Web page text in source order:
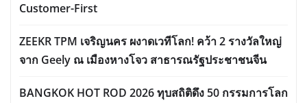
Customer-First
ZEEKR TPM เจริญนคร ผงาดเวทีโลก! คว้า 2 รางวัลใหญ่
จาก Geely ณ เมืองหางโจว สาธารณรัฐประชาชนจีน
BANGKOK HOT ROD 2026 ทุบสถิติดึง 50 กรรมการโลก